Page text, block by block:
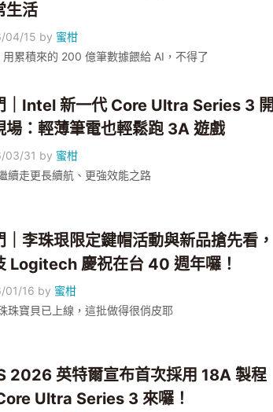
生活
04/15 by 蜜柑
用累積來的 200 億筆數據餵給 AI，不得了
｜Intel 新一代 Core Ultra Series 3 開
場：輕薄筆電也輕鬆跑 3A 遊戲
03/31 by 蜜柑
續走更長續航、更強效能之路
｜李珠珢限定鍵帽活動與新品搶先看，
Logitech 慶祝在台 40 週年囉！
01/16 by 蜜柑
珠寶貝已上線，這批做得很俏皮耶
2026 英特爾宣布首次採用 18A 製程
Ultra Series 3 來囉！